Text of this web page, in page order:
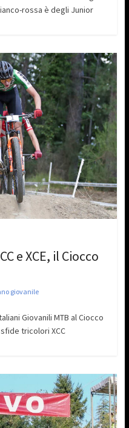
rossa è degli Junior
e XCE, il Ciocco
giovanile
Giovanili MTB al Ciocco
tricolori XCC